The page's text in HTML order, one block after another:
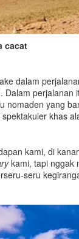
cacat
dalam
Dalam
nomaden yang
khas
kami, di
kami, tapi nggak
seru